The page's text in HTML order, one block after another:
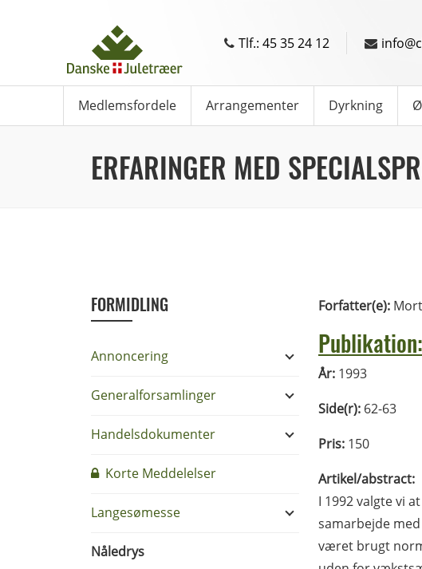
Tlf.: 45 35 24 12
Medlemsfordele Arrangementer Dyrkning
ERFARINGER MED
FORMIDLING
Annoncering
Generalforsamlinger
Handelsdokumenter
Korte Meddelelser
Langesømesse
Nåledrys
Forfatter(e):
År: 1993
Side(r): 62-63
Pris: 150
Artikel/abstract:
I 1992 valgte vi
samarbejde
været brugt